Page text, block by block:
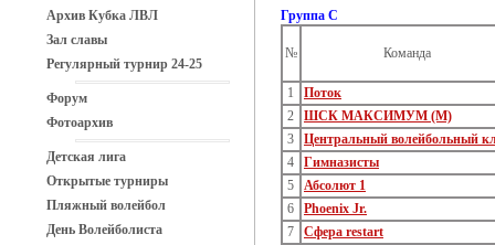
Архив Кубка ЛВЛ
Зал славы
Регулярный турнир 24-25
Форум
Фотоархив
Детская лига
Открытые турниры
Пляжный волейбол
День Волейболиста
Группа C
№ Команда
1
Поток
2
ШСК МАКСИМУМ (М)
3
Центральный волейбольный
4
Гимназисты
5
Абсолют 1
6
Phoenix Jr.
7
Сфера restart